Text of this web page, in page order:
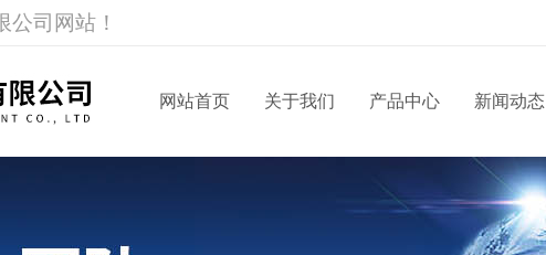
司网站！
网站首页 关于我们 产品中心 新闻动态